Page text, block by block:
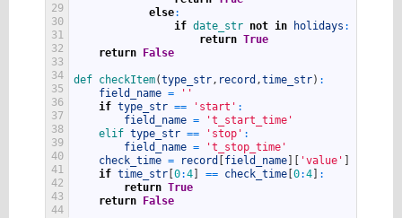
29
30
31
32
33
34
35
36
37
38
39
40
41
42
43
44
else:
if date_str not in holidays :
return True
return
False
def checkItem(type_str, record ,time_str) :
field_name =
''
if type_str == 'start' :
field_name =
't_start_time'
elif type_str == 'stop' :
field_name =
't_stop_time'
check_time = record field_name 'value'
if time_str 0:4 == check_time 0:4
:
return True
return
False